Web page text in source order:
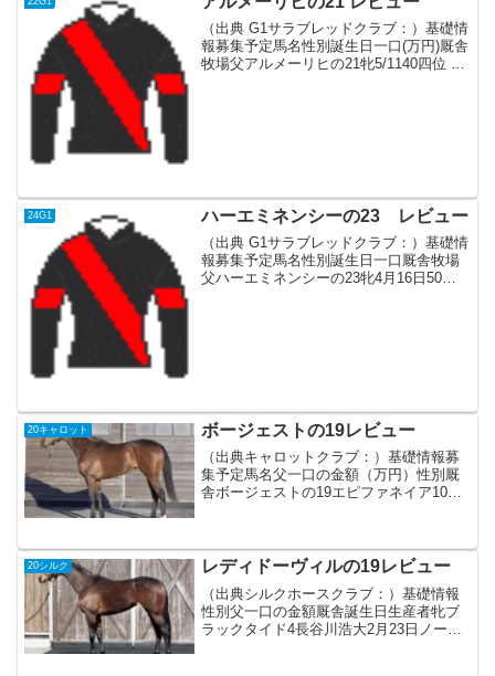
（出典 G1サラブレッドクラブ：）基礎情
報募集予定馬名性別誕生日一口(万円)厩舎
牧場父アルメーリヒの21牝5/1140四位 洋
24G1 ハーエミネンシーの23 レビュー
（出典 G1サラブレッドクラブ：）基礎情
報募集予定馬名性別誕生日一口厩舎牧場
父ハーエミネンシーの23牝4月16日50奥
20キャロット ボージェストの19レビュー
（出典キャロットクラブ：）基礎情報募
集予定馬名父一口の金額（万円）性別厩
舎ボージェストの19エピファネイア10牝
馬を輩出し今年...
20シルク レディドーヴィルの19レビュー
（出典シルクホースクラブ：）基礎情報
性別父一口の金額厩舎誕生日生産者牝ブ
ラックタイド4長谷川浩大2月23日ノーザ